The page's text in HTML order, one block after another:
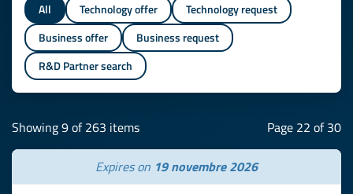
All Technology offer
Technology request
Business offer
Business request
R&D Partner search
Showing 9 of 263 items Page 22 of 30
Expires on 19 novembre 2026